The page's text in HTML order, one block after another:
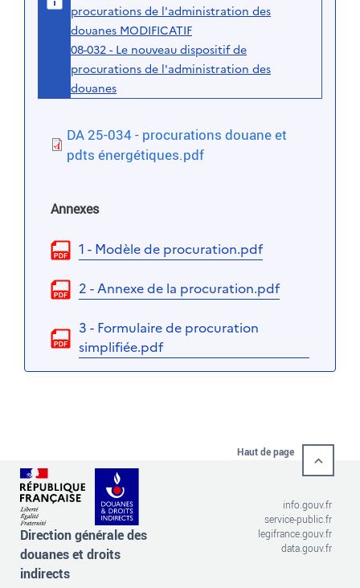
procurations de l'administration des
douanes MODIFICATIF
08-032 - Le nouveau dispositif de
procurations de l'administration des
douanes
DA 25-034 - procurations douane et
pdts énergétiques.pdf
Annexes
1 - Modèle de procuration.pdf
2 - Annexe de la procuration.pdf
3 - Formulaire de procuration
simplifiée.pdf
Haut de page
Direction générale des
douanes et droits
indirects
info.gouv.fr
service-public.fr
legifrance.gouv.fr
data.gouv.fr